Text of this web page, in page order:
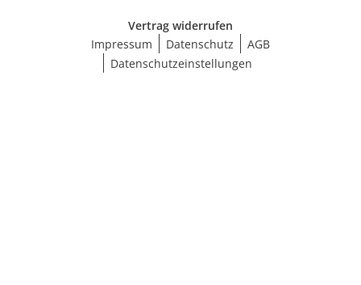
Vertrag widerrufen
Impressum
Datenschutz
AGB
Datenschutzeinstellungen